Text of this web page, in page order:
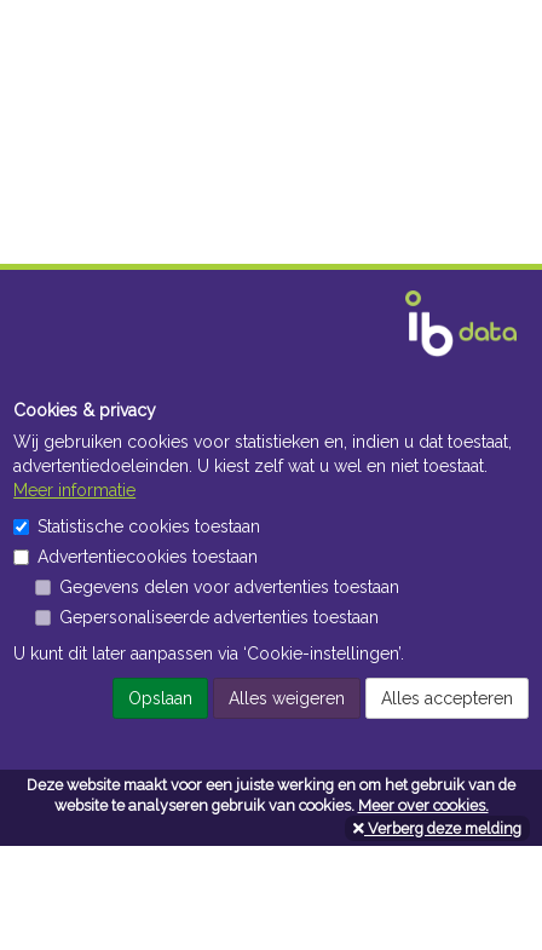
Deze website maakt voor een juiste werking en om het gebruik van de
website te analyseren gebruik van cookies. Meer over cookies.
Verberg deze melding
Openingstijden Kantoor
ma t/m vr 8:30 uur tot 17:00 uur
Openingstijden Magazijn
ma t/m vr 7:00 uur tot 16:30 uur
Navigatie
Algemene voorwaarden
Cookies & privacy
Wij gebruiken cookies voor statistieken en, indien u dat toestaat,
advertentiedoeleinden. U kiest zelf wat u wel en niet toestaat.
Meer informatie
Statistische cookies toestaan
Advertentiecookies toestaan
Gegevens delen voor advertenties toestaan
Gepersonaliseerde advertenties toestaan
U kunt dit later aanpassen via ‘Cookie-instellingen’.
Opslaan Alles weigeren Alles accepteren